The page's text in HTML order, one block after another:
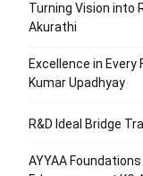
Turning Vision into
Akurathi
Excellence in
Kumar Upadhyay
R&D Ideal Bridge
AYYAA